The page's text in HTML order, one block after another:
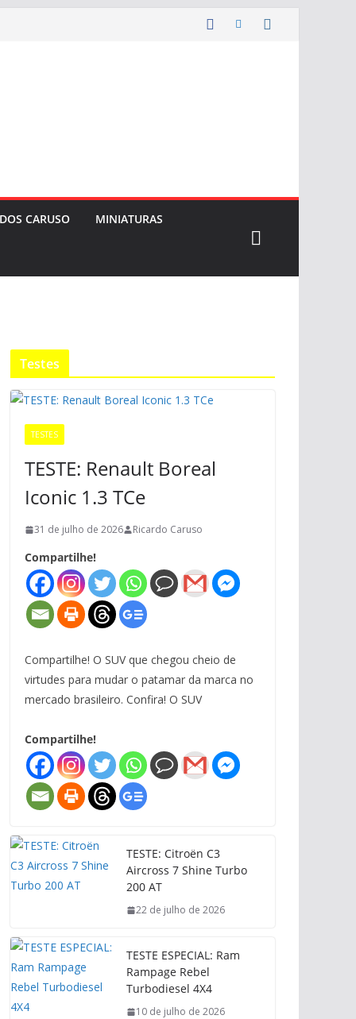
CARUSO MINIATURAS
Testes
TESTES
TESTE: Renault Boreal
Iconic 1.3 TCe
31 de julho de 2026 Ricardo Caruso
Compartilhe!
Compartilhe! O SUV que chegou cheio de
virtudes para mudar o patamar da marca no
mercado brasileiro. Confira! O SUV
Compartilhe!
TESTE: Citroën C3
Aircross 7 Shine Turbo
200 AT
22 de julho de 2026
TESTE ESPECIAL: Ram
Rampage Rebel
Turbodiesel 4X4
10 de julho de 2026